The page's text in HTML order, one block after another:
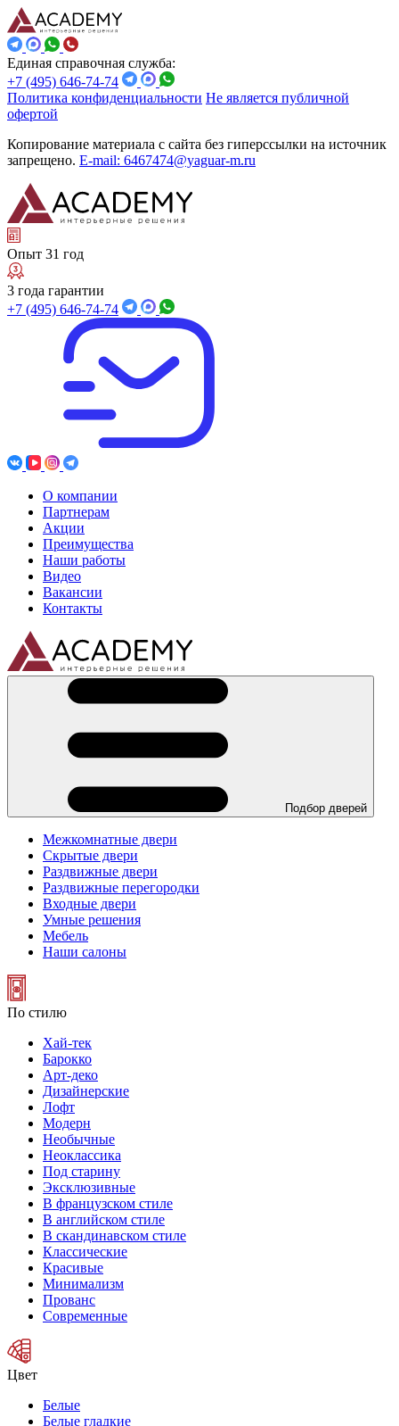
Единая справочная служба:
+7 (495) 646-74-74
Политика конфиденциальности Не является публичной
офертой
Копирование материала с сайта без гиперссылки на источник
запрещено. E-mail: 6467474@yaguar-m.ru
Опыт 31 год
3 года гарантии
+7 (495) 646-74-74
О компании
Партнерам
Акции
Преимущества
Наши работы
Видео
Вакансии
Контакты
Подбор дверей
Межкомнатные двери
Скрытые двери
Раздвижные двери
Раздвижные перегородки
Входные двери
Умные решения
Мебель
Наши салоны
По стилю
Хай-тек
Барокко
Арт-деко
Дизайнерские
Лофт
Модерн
Необычные
Неоклассика
Под старину
Эксклюзивные
В французском стиле
В английском стиле
В скандинавском стиле
Классические
Красивые
Минимализм
Прованс
Современные
Цвет
Белые
Белые гладкие